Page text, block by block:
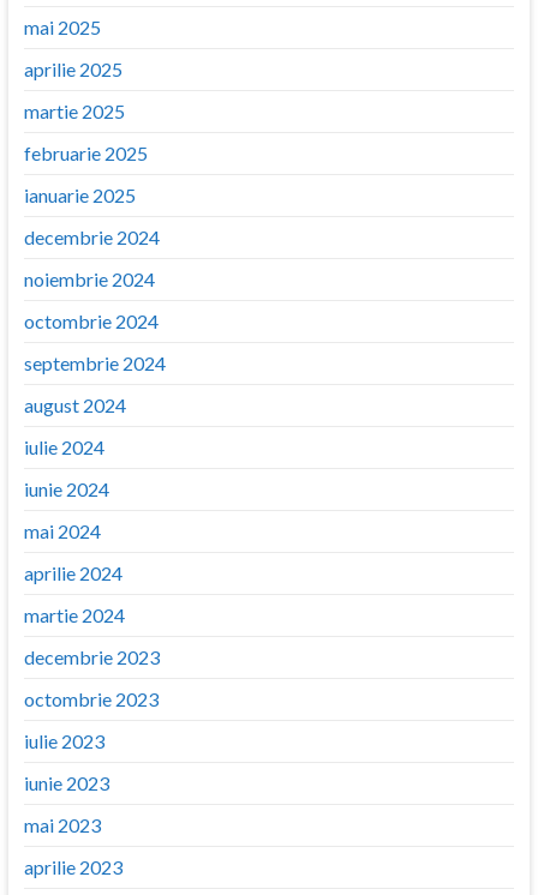
mai 2025
aprilie 2025
martie 2025
februarie 2025
ianuarie 2025
decembrie 2024
noiembrie 2024
octombrie 2024
septembrie 2024
august 2024
iulie 2024
iunie 2024
mai 2024
aprilie 2024
martie 2024
decembrie 2023
octombrie 2023
iulie 2023
iunie 2023
mai 2023
aprilie 2023